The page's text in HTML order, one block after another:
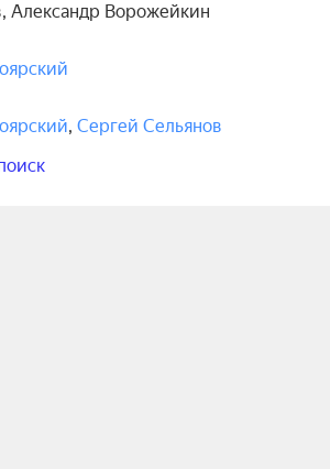
, Александр Ворожейкин
, Сергей Сельянов